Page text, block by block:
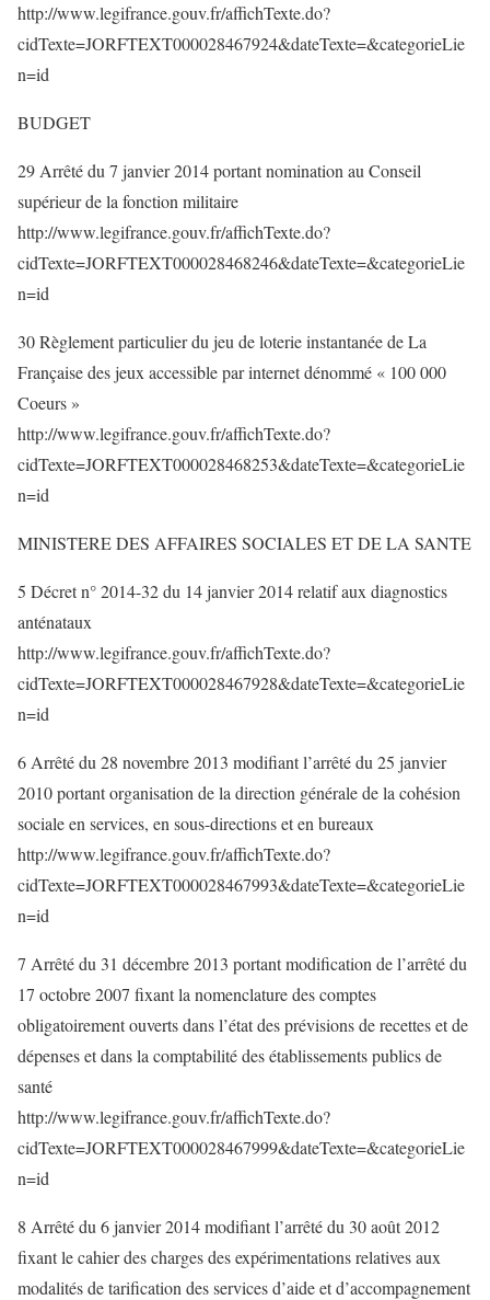
http://www.legifrance.gouv.fr/affichTexte.do?
cidTexte=JORFTEXT000028467924&dateTexte=&categorieLie
n=id
BUDGET
29 Arrêté du 7 janvier 2014 portant nomination au Conseil
supérieur de la fonction militaire
http://www.legifrance.gouv.fr/affichTexte.do?
cidTexte=JORFTEXT000028468246&dateTexte=&categorieLie
n=id
30 Règlement particulier du jeu de loterie instantanée de La
Française des jeux accessible par internet dénommé « 100 000
Coeurs »
http://www.legifrance.gouv.fr/affichTexte.do?
cidTexte=JORFTEXT000028468253&dateTexte=&categorieLie
n=id
MINISTERE DES AFFAIRES SOCIALES ET DE LA SANTE
5 Décret n° 2014-32 du 14 janvier 2014 relatif aux diagnostics
anténataux
http://www.legifrance.gouv.fr/affichTexte.do?
cidTexte=JORFTEXT000028467928&dateTexte=&categorieLie
n=id
6 Arrêté du 28 novembre 2013 modifiant l’arrêté du 25 janvier
2010 portant organisation de la direction générale de la cohésion
sociale en services, en sous-directions et en bureaux
http://www.legifrance.gouv.fr/affichTexte.do?
cidTexte=JORFTEXT000028467993&dateTexte=&categorieLie
n=id
7 Arrêté du 31 décembre 2013 portant modification de l’arrêté du
17 octobre 2007 fixant la nomenclature des comptes
obligatoirement ouverts dans l’état des prévisions de recettes et de
dépenses et dans la comptabilité des établissements publics de
santé
http://www.legifrance.gouv.fr/affichTexte.do?
cidTexte=JORFTEXT000028467999&dateTexte=&categorieLie
n=id
8 Arrêté du 6 janvier 2014 modifiant l’arrêté du 30 août 2012
fixant le cahier des charges des expérimentations relatives aux
modalités de tarification des services d’aide et d’accompagnement